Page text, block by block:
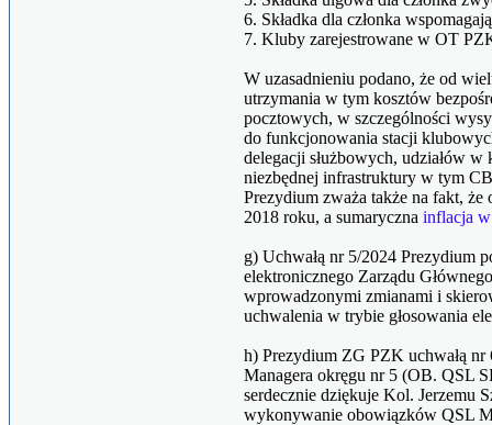
6. Składka dla członka
7. Kluby zarejestrowane w OT
W uzasadnieniu podano, że od
utrzymania w tym kosztów
pocztowych, w szczególności
do funkcjonowania stacji
delegacji służbowych, udziałów
niezbędnej infrastruktury w tym
Prezydium zważa także na fakt, że
2018 roku, a sumaryczna inflacja w
g) Uchwałą nr 5/2024 Prezydium
elektronicznego Zarządu
wprowadzonymi zmianami i
uchwalenia w trybie głosowania
h) Prezydium ZG PZK uchwałą nr
Managera okręgu nr 5 (OB. QSL
serdecznie dziękuje Kol. Jerzemu
wykonywanie obowiązków QSL